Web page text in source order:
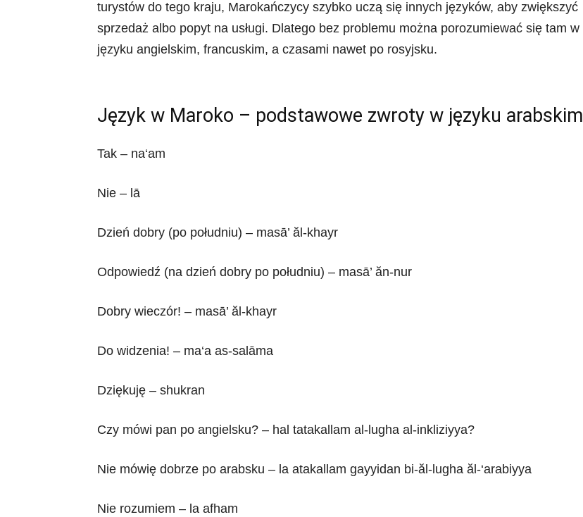
turystów do tego kraju, Marokańczycy szybko uczą się innych języków, aby zwiększyć
sprzedaż albo popyt na usługi. Dlatego bez problemu można porozumiewać się tam w
języku angielskim, francuskim, a czasami nawet po rosyjsku.
Język w Maroko – podstawowe zwroty w języku arabskim
Tak – na‘am
Nie – lā
Dzień dobry (po południu) – masā’ ăl-khayr
Odpowiedź (na dzień dobry po południu) – masā’ ăn-nur
Dobry wieczór! – masā’ ăl-khayr
Do widzenia! – ma‘a as-salāma
Dziękuję – shukran
Czy mówi pan po angielsku? – hal tatakallam al-lugha al-inkliziyya?
Nie mówię dobrze po arabsku – la atakallam gayyidan bi-ăl-lugha ăl-‘arabiyya
Nie rozumiem – la afham